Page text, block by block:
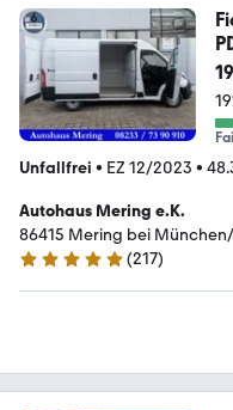
Unfallfrei • EZ 12/2023 •
Autohaus Mering e.K.
86415 Mering bei
4.9 Sterne
(217)